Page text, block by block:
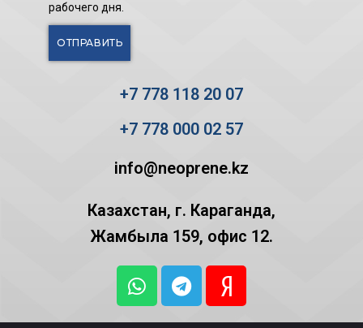
рабочего дня.
+7 778 118 20 07
+7 778 000 02 57
info@neoprene.kz
Казахстан, г. Караганда,
Жамбыла 159, офис 12.